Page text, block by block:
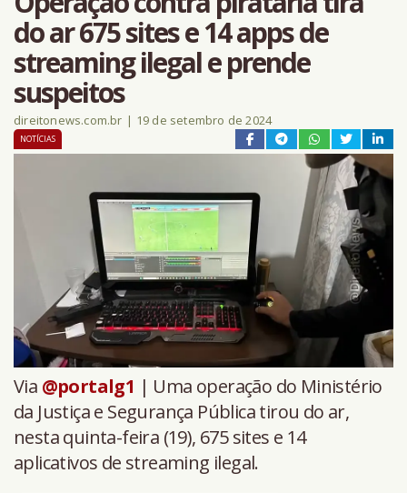
do ar 675 sites e 14 apps de
streaming ilegal e prende
suspeitos
direitonews.com.br | 19 de setembro de 2024
NOTÍCIAS
Via @portalg1 | Uma operação do Ministério
da Justiça e Segurança Pública tirou do ar,
nesta quinta-feira (19), 675 sites e 14
aplicativos de streaming ilegal.